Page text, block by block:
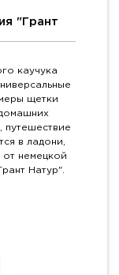
"Грант
каучука
щетки
путешествие
в ладони,
немецкой
Натур".